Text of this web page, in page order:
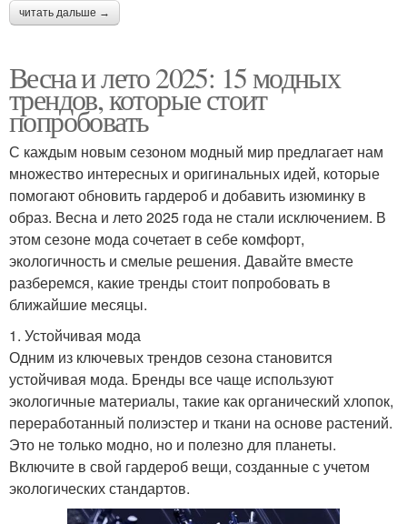
читать дальше →
Весна и лето 2025: 15 модных
трендов, которые стоит
попробовать
С каждым новым сезоном модный мир предлагает нам
множество интересных и оригинальных идей, которые
помогают обновить гардероб и добавить изюминку в
образ. Весна и лето 2025 года не стали исключением. В
этом сезоне мода сочетает в себе комфорт,
экологичность и смелые решения. Давайте вместе
разберемся, какие тренды стоит попробовать в
ближайшие месяцы.
1. Устойчивая мода
Одним из ключевых трендов сезона становится
устойчивая мода. Бренды все чаще используют
экологичные материалы, такие как органический хлопок,
переработанный полиэстер и ткани на основе растений.
Это не только модно, но и полезно для планеты.
Включите в свой гардероб вещи, созданные с учетом
экологических стандартов.